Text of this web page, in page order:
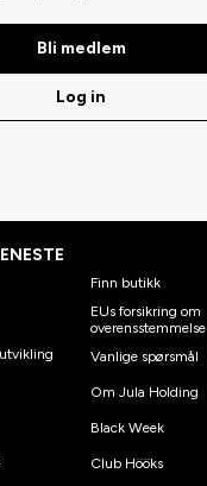
Bli medlem
Log in
Finn butikk
EUs forsikring om
overensstemmelse
Vanlige spørsmål
Om Jula Holding
Black Week
Club Hööks